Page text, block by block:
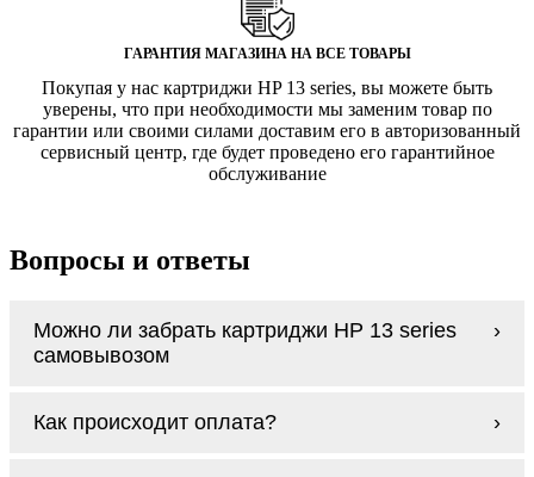
ГАРАНТИЯ МАГАЗИНА НА ВСЕ ТОВАРЫ
Покупая у нас картриджи HP 13 series, вы можете быть
уверены, что при необходимости мы заменим товар по
гарантии или своими силами доставим его в авторизованный
сервисный центр, где будет проведено его гарантийное
обслуживание
Вопросы и ответы
Можно ли забрать картриджи HP 13 series
самовывозом
доставим заказ и сделаем это бесплатно
Как происходит оплата?